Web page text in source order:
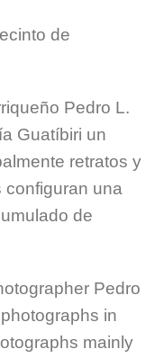
de
Pedro L.
Guatíbiri un
retratos y
configuran una
de
Pedro
in
mainly